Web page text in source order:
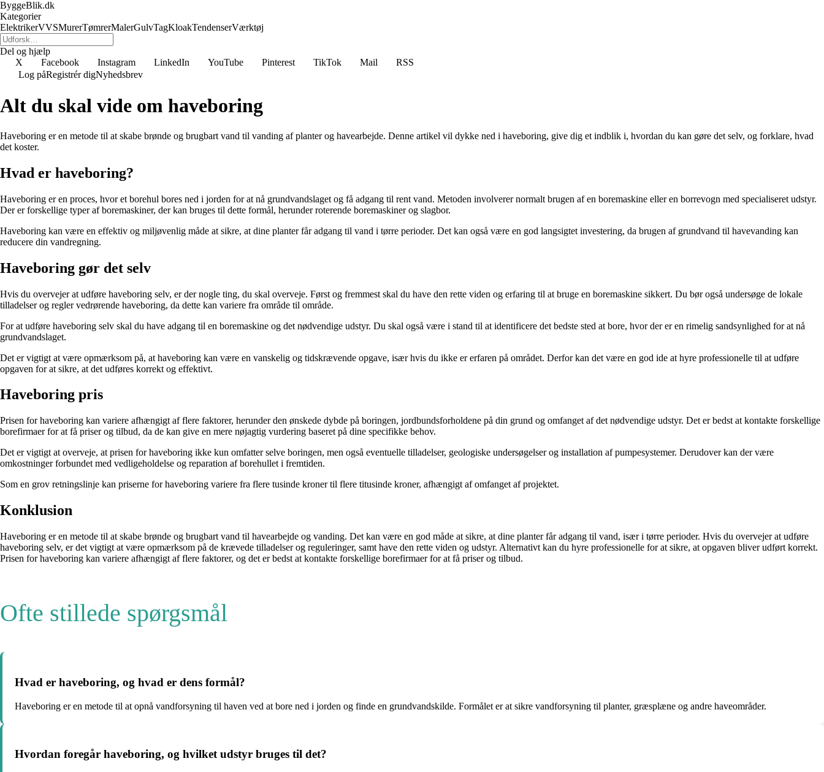
ByggeBlik.dk
Kategorier
ElektrikerVVSMurerTømrerMalerGulvTagKloakTendenserVærktøj
Del og hjælp
X
Facebook Instagram LinkedIn YouTube Pinterest TikTok Mail
RSS
Log påRegistrér digNyhedsbrev
Alt du skal vide om haveboring
Haveboring er en metode til at skabe brønde og brugbart vand til vanding af planter og havearbejde. Denne artikel vil dykke ned i haveboring, give dig et indblik i, hvordan du kan gøre det selv, og forklare, hvad
det koster.
Hvad er haveboring?
Haveboring er en proces, hvor et borehul bores ned i jorden for at nå grundvandslaget og få adgang til rent vand. Metoden involverer normalt brugen af en boremaskine eller en borrevogn med specialiseret udstyr.
Der er forskellige typer af boremaskiner, der kan bruges til dette formål, herunder roterende boremaskiner og slagbor.
Haveboring kan være en effektiv og miljøvenlig måde at sikre, at dine planter får adgang til vand i tørre perioder. Det kan også være en god langsigtet investering, da brugen af grundvand til havevanding kan
reducere din vandregning.
Haveboring gør det selv
Hvis du overvejer at udføre haveboring selv, er der nogle ting, du skal overveje. Først og fremmest skal du have den rette viden og erfaring til at bruge en boremaskine sikkert. Du bør også undersøge de lokale
tilladelser og regler vedrørende haveboring, da dette kan variere fra område til område.
For at udføre haveboring selv skal du have adgang til en boremaskine og det nødvendige udstyr. Du skal også være i stand til at identificere det bedste sted at bore, hvor der er en rimelig sandsynlighed for at nå
grundvandslaget.
Det er vigtigt at være opmærksom på, at haveboring kan være en vanskelig og tidskrævende opgave, især hvis du ikke er erfaren på området. Derfor kan det være en god ide at hyre professionelle til at udføre
opgaven for at sikre, at det udføres korrekt og effektivt.
Haveboring pris
Prisen for haveboring kan variere afhængigt af flere faktorer, herunder den ønskede dybde på boringen, jordbundsforholdene på din grund og omfanget af det nødvendige udstyr. Det er bedst at kontakte forskellige
borefirmaer for at få priser og tilbud, da de kan give en mere nøjagtig vurdering baseret på dine specifikke behov.
Det er vigtigt at overveje, at prisen for haveboring ikke kun omfatter selve boringen, men også eventuelle tilladelser, geologiske undersøgelser og installation af pumpesystemer. Derudover kan der være
omkostninger forbundet med vedligeholdelse og reparation af borehullet i fremtiden.
Som en grov retningslinje kan priserne for haveboring variere fra flere tusinde kroner til flere titusinde kroner, afhængigt af omfanget af projektet.
Konklusion
Haveboring er en metode til at skabe brønde og brugbart vand til havearbejde og vanding. Det kan være en god måde at sikre, at dine planter får adgang til vand, især i tørre perioder. Hvis du overvejer at udføre
haveboring selv, er det vigtigt at være opmærksom på de krævede tilladelser og reguleringer, samt have den rette viden og udstyr. Alternativt kan du hyre professionelle for at sikre, at opgaven bliver udført korrekt.
Prisen for haveboring kan variere afhængigt af flere faktorer, og det er bedst at kontakte forskellige borefirmaer for at få priser og tilbud.
Ofte stillede spørgsmål
Hvad er haveboring, og hvad er dens formål?
Haveboring er en metode til at opnå vandforsyning til haven ved at bore ned i jorden og finde en grundvandskilde. Formålet er at sikre vandforsyning til planter, græsplæne og andre haveområder.
Hvordan foregår haveboring, og hvilket udstyr bruges til det?